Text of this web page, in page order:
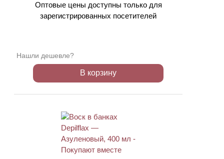
Оптовые цены доступны только для
зарегистрированных посетителей
Нашли дешевле?
В корзину